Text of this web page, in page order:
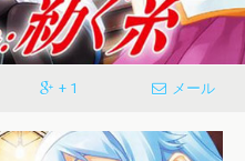
+ 1 メール